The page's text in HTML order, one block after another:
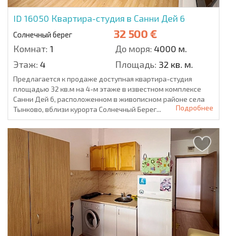
ID 16050 Квартира-студия в Санни Дей 6
Солнечный берег 32 500 €
Комнат: 1 До моря: 4000 м.
Этаж: 4 Площадь: 32 кв. м.
Предлагается к продаже доступная квартира-студия
площадью 32 кв.м на 4-м этаже в известном комплексе
Санни Дей 6, расположенном в живописном районе села
Тынково, вблизи курорта Солнечный Берег...
Подробнее